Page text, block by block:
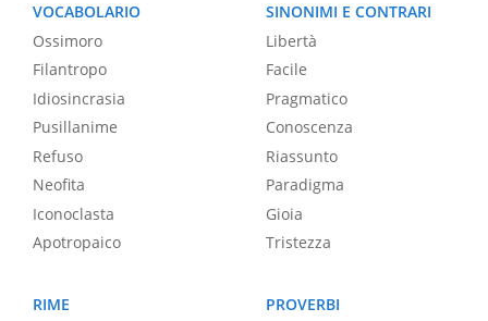
VOCABOLARIO
Ossimoro
Filantropo
Idiosincrasia
Pusillanime
Refuso
Neofita
Iconoclasta
Apotropaico
SINONIMI E CONTRARI
Libertà
Facile
Pragmatico
Conoscenza
Riassunto
Paradigma
Gioia
Tristezza
RIME
PROVERBI